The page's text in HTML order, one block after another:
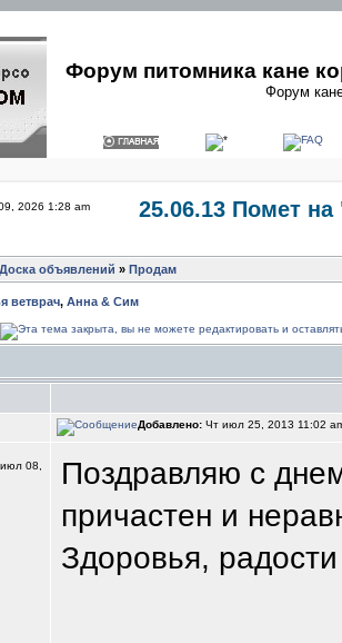
Форум питомника кане
Форум
2026 1:28 am 25.06.13 Помет
Доска объявлений » Продам
ветврач, Анна & Сим
Добавлено: Чт июл 25, 2013 11:02
08,
Поздравляю с
причастен и
Здоровья,